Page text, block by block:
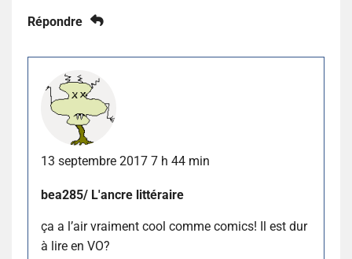
Répondre
13 septembre 2017 7 h 44 min
bea285/ L'ancre littéraire
ça a l’air vraiment cool comme comics! Il est dur
à lire en VO?